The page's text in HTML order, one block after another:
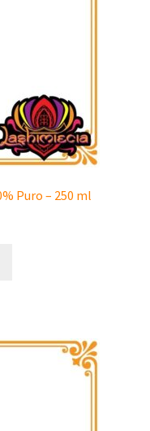
Puro – 250 ml